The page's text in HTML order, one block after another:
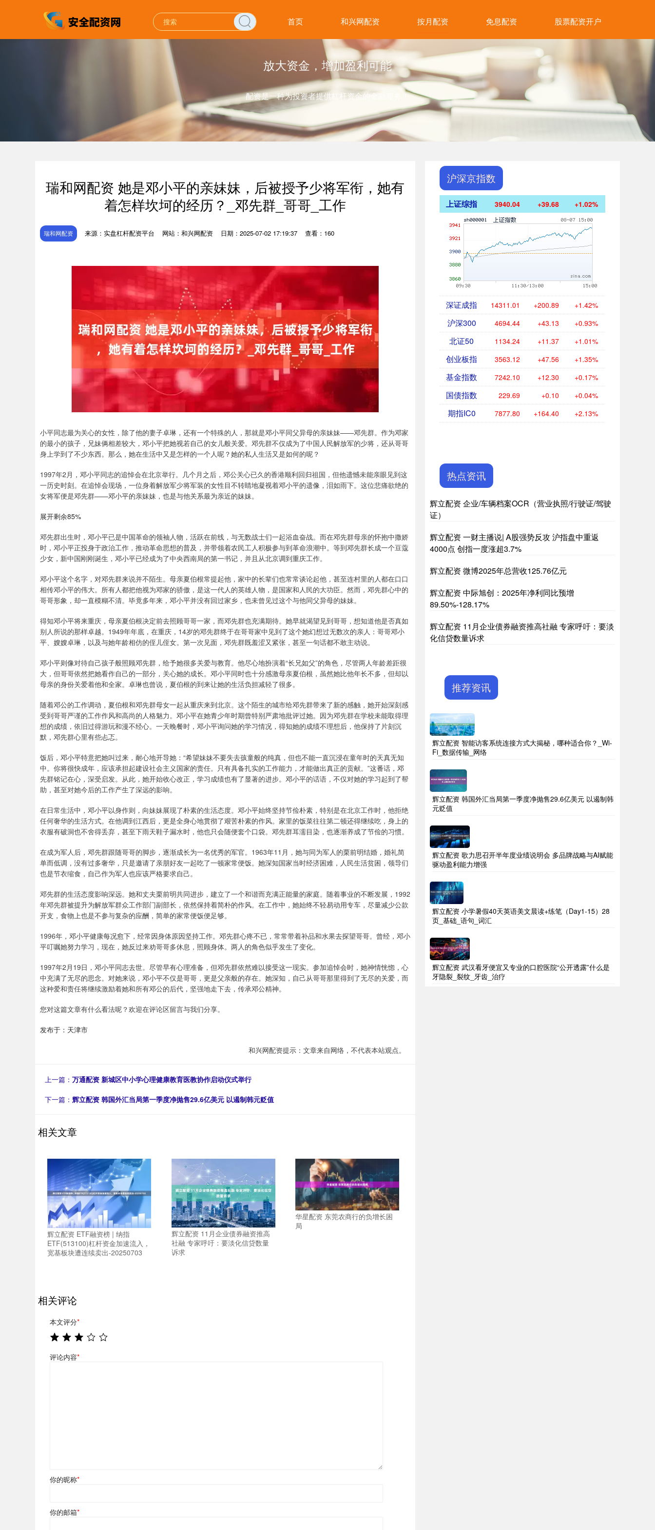
首页 和兴网配资 按月配资 免息配资 股票配资开户
放大资金，增加盈利可能
配资是一种为投资者提供杠杆资金的金融服务！
瑞和网配资 她是邓小平的亲妹妹，后被授予少将军衔，她有
着怎样坎坷的经历？_邓先群_哥哥_工作
瑞和网配资 来源：实盘杠杆配资平台 网站：和兴网配资 日期：2025-07-02 17:19:37 查看：160
小平同志最为关心的女性，除了他的妻子卓琳，还有一个特殊的人，那就是邓小平同父异母的亲妹妹——邓先群。作为邓家
的最小的孩子，兄妹俩相差较大，邓小平把她视若自己的女儿般关爱。邓先群不仅成为了中国人民解放军的少将，还从哥哥
身上学到了不少东西。那么，她在生活中又是怎样的一个人呢？她的私人生活又是如何的呢？
1997年2月，邓小平同志的追悼会在北京举行。几个月之后，邓公关心已久的香港顺利回归祖国，但他遗憾未能亲眼见到这
一历史时刻。在追悼会现场，一位身着解放军少将军装的女性目不转睛地凝视着邓小平的遗像，泪如雨下。这位悲痛欲绝的
女将军便是邓先群——邓小平的亲妹妹，也是与他关系最为亲近的妹妹。
展开剩余85%
邓先群出生时，邓小平已是中国革命的领袖人物，活跃在前线，与无数战士们一起浴血奋战。而在邓先群母亲的怀抱中撒娇
时，邓小平正投身于政治工作，推动革命思想的普及，并带领着农民工人积极参与到革命浪潮中。等到邓先群长成一个豆蔻
少女，新中国刚刚诞生，邓小平已经成为了中央西南局的第一书记，并且从北京调到重庆工作。
邓小平这个名字，对邓先群来说并不陌生。母亲夏伯根常提起他，家中的长辈们也常常谈论起他，甚至连村里的人都在口口
相传邓小平的伟大。所有人都把他视为邓家的骄傲，是这一代人的英雄人物，是国家和人民的大功臣。然而，邓先群心中的
哥哥形象，却一直模糊不清。毕竟多年来，邓小平并没有回过家乡，也未曾见过这个与他同父异母的妹妹。
得知邓小平将来重庆，母亲夏伯根决定前去照顾哥哥一家，而邓先群也充满期待。她早就渴望见到哥哥，想知道他是否真如
别人所说的那样卓越。1949年年底，在重庆，14岁的邓先群终于在哥哥家中见到了这个她幻想过无数次的亲人：哥哥邓小
平、嫂嫂卓琳，以及与她年龄相仿的侄儿侄女。第一次见面，邓先群既羞涩又紧张，甚至一句话都不敢主动说。
邓小平则像对待自己孩子般照顾邓先群，给予她很多关爱与教育。他尽心地扮演着“长兄如父”的角色，尽管两人年龄差距很
大，但哥哥依然把她看作自己的一部分，关心她的成长。邓小平同时也十分感激母亲夏伯根，虽然她比他年长不多，但却以
母亲的身份关爱着他和全家。卓琳也曾说，夏伯根的到来让她的生活负担减轻了很多。
随着邓公的工作调动，夏伯根和邓先群母女一起从重庆来到北京。这个陌生的城市给邓先群带来了新的感触，她开始深刻感
受到哥哥严谨的工作作风和高尚的人格魅力。邓小平在她青少年时期曾特别严肃地批评过她。因为邓先群在学校未能取得理
想的成绩，依旧过得游玩和漫不经心。一天晚餐时，邓小平询问她的学习情况，得知她的成绩不理想后，他保持了片刻沉
默，邓先群心里有些忐忑。
饭后，邓小平特意把她叫过来，耐心地开导她：“希望妹妹不要失去孩童般的纯真，但也不能一直沉浸在童年时的天真无知
中。你将很快成年，应该承担起建设社会主义国家的责任。只有具备扎实的工作能力，才能做出真正的贡献。”这番话，邓
先群铭记在心，深受启发。从此，她开始收心改正，学习成绩也有了显著的进步。邓小平的话语，不仅对她的学习起到了帮
助，甚至对她今后的工作产生了深远的影响。
在日常生活中，邓小平以身作则，向妹妹展现了朴素的生活态度。邓小平始终坚持节俭朴素，特别是在北京工作时，他拒绝
任何奢华的生活方式。在他调到江西后，更是全身心地贯彻了艰苦朴素的作风。家里的饭菜往往第二顿还得继续吃，身上的
衣服有破洞也不舍得丢弃，甚至下雨天鞋子漏水时，他也只会随便套个口袋。邓先群耳濡目染，也逐渐养成了节俭的习惯。
在成为军人后，邓先群跟随哥哥的脚步，逐渐成长为一名优秀的军官。1963年11月，她与同为军人的栗前明结婚，婚礼简
单而低调，没有过多奢华，只是邀请了亲朋好友一起吃了一顿家常便饭。她深知国家当时经济困难，人民生活贫困，领导们
也是节衣缩食，自己作为军人也应该严格要求自己。
邓先群的生活态度影响深远。她和丈夫栗前明共同进步，建立了一个和谐而充满正能量的家庭。随着事业的不断发展，1992
年邓先群被提升为解放军群众工作部门副部长，依然保持着简朴的作风。在工作中，她始终不轻易动用专车，尽量减少公款
开支，食物上也是不参与复杂的应酬，简单的家常便饭便足够。
1996年，邓小平健康每况愈下，经常因身体原因坚持工作。邓先群心疼不已，常常带着补品和水果去探望哥哥。曾经，邓小
平叮嘱她努力学习，现在，她反过来劝哥哥多休息，照顾身体。两人的角色似乎发生了变化。
1997年2月19日，邓小平同志去世。尽管早有心理准备，但邓先群依然难以接受这一现实。参加追悼会时，她神情恍惚，心
中充满了无尽的思念。对她来说，邓小平不仅是哥哥，更是父亲般的存在。她深知，自己从哥哥那里得到了无尽的关爱，而
这种爱和责任将继续激励着她和所有邓公的后代，坚强地走下去，传承邓公精神。
您对这篇文章有什么看法呢？欢迎在评论区留言与我们分享。
发布于：天津市
和兴网配资提示：文章来自网络，不代表本站观点。
上一篇： 万通配资 新城区中小学心理健康教育医教协作启动仪式举行
下一篇： 辉立配资 韩国外汇当局第一季度净抛售29.6亿美元 以遏制韩元贬值
相关文章
辉立配资 ETF融资榜 | 纳指
ETF(513100)杠杆资金加速流入，
宽基板块遭连续卖出-20250703
辉立配资 11月企业债券融资推高
社融 专家呼吁：要淡化信贷数量
诉求
华星配资 东莞农商行的负增长困
局
相关评论
本文评分*
评论内容*
你的昵称*
你的邮箱*
沪深京指数
上证综指 3940.04 +39.68 +1.02%
深证成指 14311.01 +200.89 +1.42%
沪深300 4694.44 +43.13 +0.93%
北证50 1134.24 +11.37 +1.01%
创业板指 3563.12 +47.56 +1.35%
基金指数 7242.10 +12.30 +0.17%
国债指数 229.69 +0.10 +0.04%
期指IC0 7877.80 +164.40 +2.13%
热点资讯
辉立配资 企业/车辆档案OCR（营业执照/行驶证/驾驶
证）
辉立配资 一财主播说| A股强势反攻 沪指盘中重返
4000点 创指一度涨超3.7%
辉立配资 微博2025年总营收125.76亿元
辉立配资 中际旭创：2025年净利同比预增
89.50%-128.17%
辉立配资 11月企业债券融资推高社融 专家呼吁：要淡
化信贷数量诉求
推荐资讯
辉立配资 智能访客系统连接方式大揭秘，哪种适合你？_Wi-
Fi_数据传输_网络
辉立配资 韩国外汇当局第一季度净抛售29.6亿美元 以遏制韩
元贬值
辉立配资 歌力思召开半年度业绩说明会 多品牌战略与AI赋能
驱动盈利能力增强
辉立配资 小学暑假40天英语美文晨读+练笔（Day1-15）28
页_基础_语句_词汇
辉立配资 武汉看牙便宜又专业的口腔医院“公开透露”什么是
牙隐裂_裂纹_牙齿_治疗